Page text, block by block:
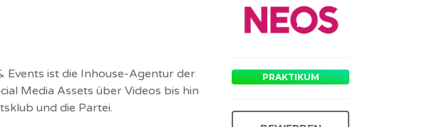
Events ist die Inhouse-Agentur der
Media Assets über Videos bis hin
und die Partei.
PRAKTIKUM